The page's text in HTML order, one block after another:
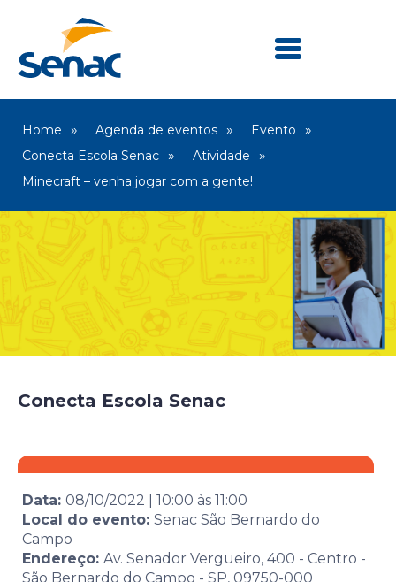
Home Agenda de eventos
Evento
Conecta Escola Senac
Atividade
Minecraft – venha jogar com a gente!
Conecta Escola Senac
Data: 08/10/2022 10:00 às 11:00
Local do evento: Senac São Bernardo do
Campo
Endereço: Av. Senador Vergueiro, 400 - Centro -
São Bernardo do Campo - SP, 09750-000